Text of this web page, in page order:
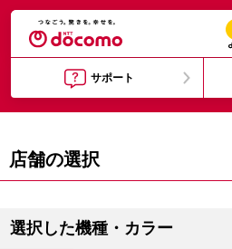
サポート
店舗の選択
選択した機種・カラー